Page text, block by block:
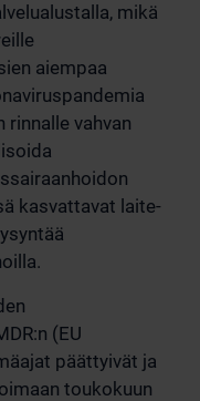
mikä
aiempaa
vahvan
kasvattavat laite-
(EU
päättyivät ja
toukokuun